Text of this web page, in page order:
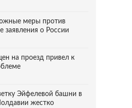
меры против
заявления о России
на проезд привел к
Эйфелевой башни в
жестко